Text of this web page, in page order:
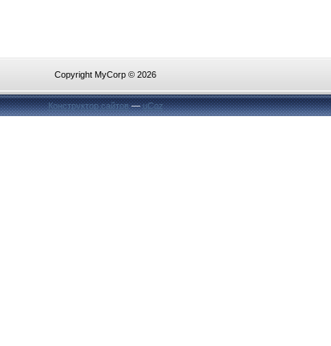
Copyright MyCorp © 2026
Конструктор сайтов—uCoz